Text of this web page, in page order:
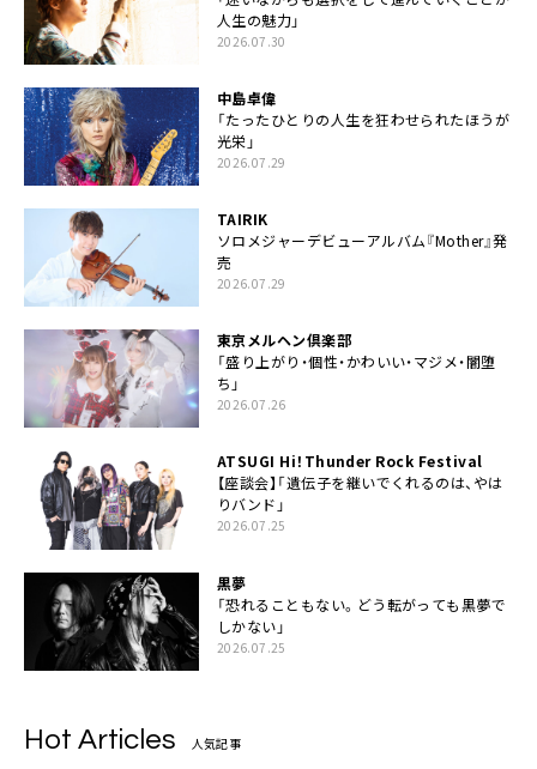
人生の魅力」
2026.07.30
中島卓偉
「たったひとりの人生を狂わせられたほうが
光栄」
2026.07.29
TAIRIK
ソロメジャーデビューアルバム『Mother』発
売
2026.07.29
東京メルヘン倶楽部
「盛り上がり・個性・かわいい・マジメ・闇堕
ち」
2026.07.26
ATSUGI Hi！Thunder Rock Festival
【座談会】「遺伝子を継いでくれるのは、やは
りバンド」
2026.07.25
黒夢
「恐れることもない。どう転がっても黒夢で
しかない」
2026.07.25
Hot Articles 人気記事